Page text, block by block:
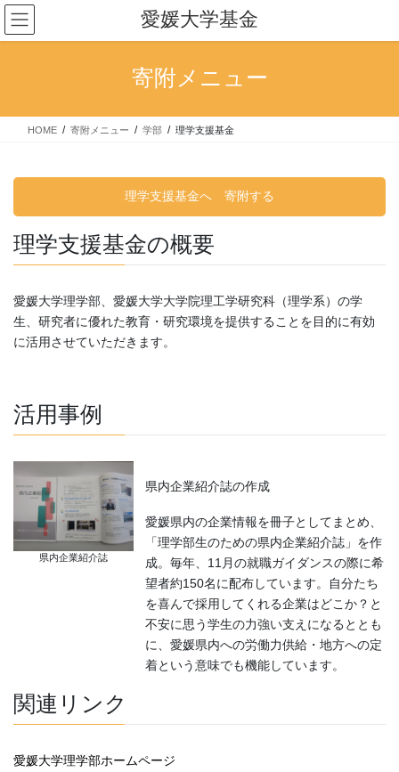
コ
ン
テ
ス
ナ
ビ
ゲ
ン
愛媛大学基金
寄附メニュー
HOME 寄附メニュー 学部 理学支援基金
理学支援基金へ 寄附する
理学支援基金の概要
愛媛大学理学部、愛媛大学大学院理工学研究科（理学系）の学
生、研究者に優れた教育・研究環境を提供することを目的に有効
に活用させていただきます。
活用事例
県内企業紹介誌
県内企業紹介誌の作成
愛媛県内の企業情報を冊子としてまとめ、
「理学部生のための県内企業紹介誌」を作
成。毎年、11月の就職ガイダンスの際に希
望者約150名に配布しています。自分たち
を喜んで採用してくれる企業はどこか？と
不安に思う学生の力強い支えになるととも
に、愛媛県内への労働力供給・地方への定
着という意味でも機能しています。
関連リンク
愛媛大学理学部ホームページ